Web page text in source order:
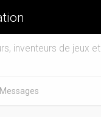
inventeurs de jeux et
Messages